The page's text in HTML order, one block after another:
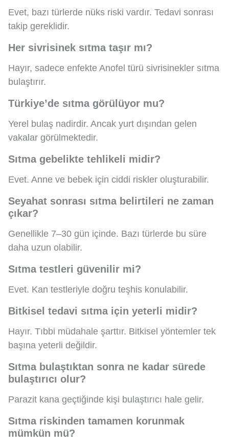
Evet, bazı türlerde nüks riski vardır. Tedavi sonrası
takip gereklidir.
Her sivrisinek sıtma taşır mı?
Hayır, sadece enfekte Anofel türü sivrisinekler sıtma
bulaştırır.
Türkiye’de sıtma görülüyor mu?
Yerel bulaş nadirdir. Ancak yurt dışından gelen
vakalar görülmektedir.
Sıtma gebelikte tehlikeli midir?
Evet. Anne ve bebek için ciddi riskler oluşturabilir.
Seyahat sonrası sıtma belirtileri ne zaman
çıkar?
Genellikle 7–30 gün içinde. Bazı türlerde bu süre
daha uzun olabilir.
Sıtma testleri güvenilir mi?
Evet. Kan testleriyle doğru teşhis konulabilir.
Bitkisel tedavi sıtma için yeterli midir?
Hayır. Tıbbi müdahale şarttır. Bitkisel yöntemler tek
başına yeterli değildir.
Sıtma bulaştıktan sonra ne kadar sürede
bulaştırıcı olur?
Parazit kana geçtiğinde kişi bulaştırıcı hale gelir.
Sıtma riskinden tamamen korunmak
mümkün mü?